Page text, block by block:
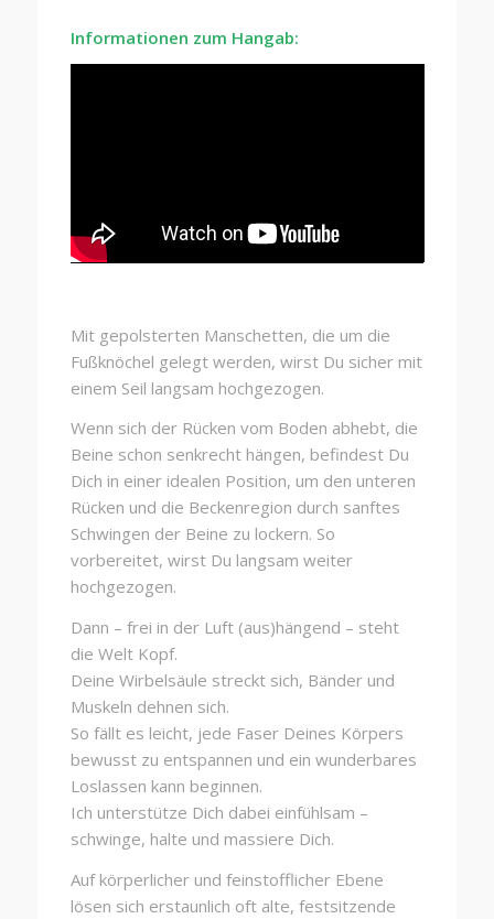
Informationen zum Hangab:
Mit gepolsterten Manschetten, die um die
Fußknöchel gelegt werden, wirst Du sicher mit
einem Seil langsam hochgezogen.
Wenn sich der Rücken vom Boden abhebt, die
Beine schon senkrecht hängen, befindest Du
Dich in einer idealen Position, um den unteren
Rücken und die Beckenregion durch sanftes
Schwingen der Beine zu lockern. So
vorbereitet, wirst Du langsam weiter
hochgezogen.
Dann – frei in der Luft (aus)hängend – steht
die Welt Kopf.
Deine Wirbelsäule streckt sich, Bänder und
Muskeln dehnen sich.
So fällt es leicht, jede Faser Deines Körpers
bewusst zu entspannen und ein wunderbares
Loslassen kann beginnen.
Ich unterstütze Dich dabei einfühlsam –
schwinge, halte und massiere Dich.
Auf körperlicher und feinstofflicher Ebene
lösen sich erstaunlich oft alte, festsitzende